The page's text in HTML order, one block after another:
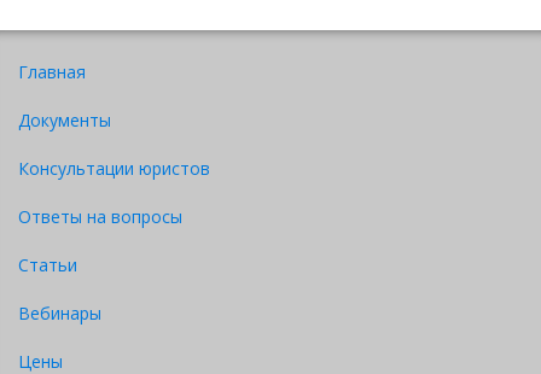
Главная
Документы
Консультации юристов
Ответы на вопросы
Статьи
Вебинары
Цены